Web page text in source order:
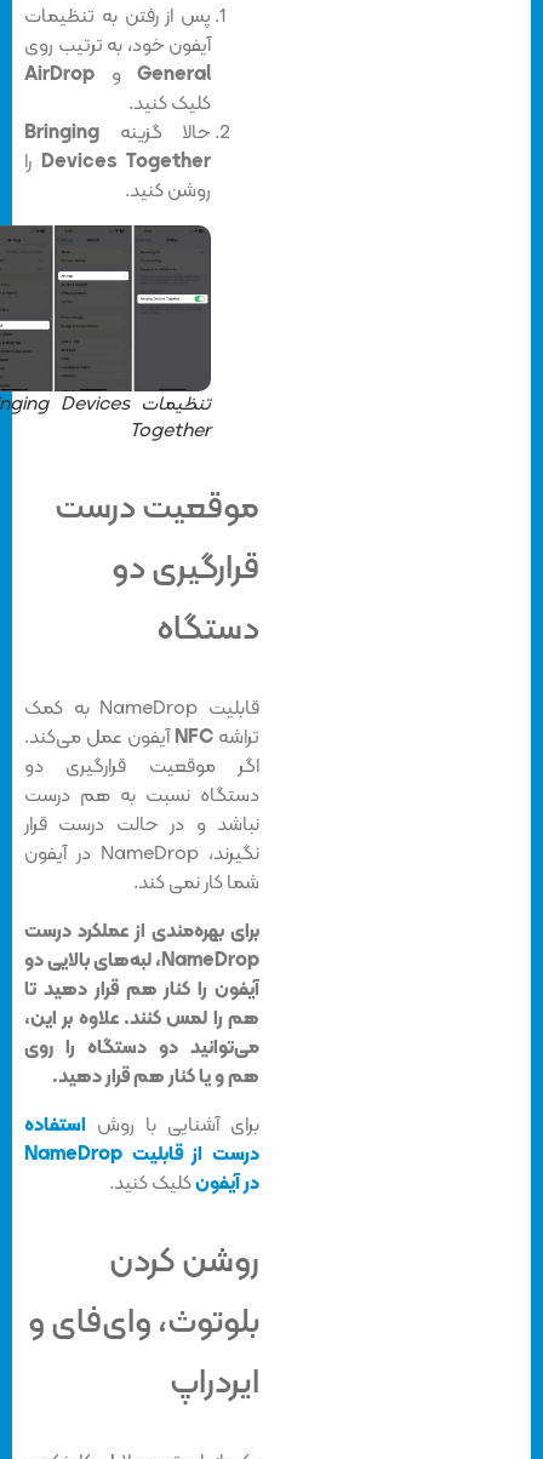
پس از رفتن به تنظیمات
آیفون خود، به ترتیب روی
Generalو AirDrop
کلیک کنید.
حالا گزینهBringing
Devices Togetherرا
روشن کنید.
تنظیمات Bringing Devices
Together
موقعیت درست
قرارگیری دو
دستگاه
قابلیت NameDrop به کمک
تراشهNFCآیفون عمل می‌کند.
اگر موقعیت قرارگیری دو
دستگاه نسبت به هم درست
نباشد و در حالت درست قرار
نگیرند، NameDrop در آیفون
شما کار نمی کند.
برای بهره‌مندی از عملکرد درست
NameDrop، لبه‌های بالایی دو
آیفون را کنار هم قرار دهید تا
هم را لمس کنند. علاوه بر این،
می‌توانید دو دستگاه را روی
هم و یا کنار هم قرار دهید.
برای آشنایی با روشاستفاده
درست از قابلیت NameDrop
در آیفونکلیک کنید.
روشن کردن
بلوتوث، وای‌فای و
ایردراپ